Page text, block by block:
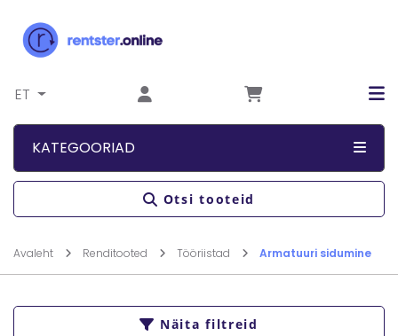
ET
KATEGOORIAD
Otsi tooteid
Avaleht Renditooted Tööriistad Armatuuri sidumine
Näita filtreid